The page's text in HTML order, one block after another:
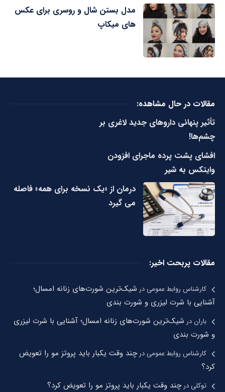
مدل بستن شال و روسری برای عکس
های میکاپ
مقالات در حال مشاهده:
تأثیر پنهانی داروهای جدید لاغری بر
چشم‌ها!
افشای پشت پرده ماجرای افزودن
وایتکس به شیر
درمان از «یک نسخه برای همه» فاصله
می گیرد
مقالات پربحت اخیر:
کارشناس روابط عمومیدر شیک‌ترین شورت‌های زنانه امسال؛
آشنایی با شرت لیزری و شورت بندی
باراندر شیک‌ترین شورت‌های زنانه امسال؛ آشنایی با شرت لیزری
و شورت بندی
کارشناس روابط عمومیدرچند وقت یکبار باید پروتز مو را تعویض
کرد؟
توکلیدرچند وقت یکبار باید پروتز مو را تعویض کرد؟